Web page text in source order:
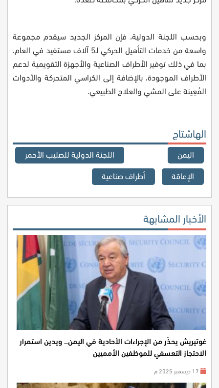
وبحسب اللجنة الدولية، فإن المركز الجديد سيقدم مجموعة
واسعة من خدمات التأهيل الحركي لـ5 آلاف مستفيد في العام،
بما في ذلك توفير الأطراف الصناعية والأجهزة التقويمية لدعم
الأطراف الموجودة، بالإضافة إلى الكراسي المتحركة والأدوات
المُعِينة على المشي والعلاج الطبيعي.
الهاشتاج
اليمن
اللجنة الدولية للصليب الأحمر
الإعاقة
أطراف صناعية
الأخبار المشابهة
غوتيريش يحذّر من الإجراءات الأحادية في اليمن.. ويدين استمرار
الاحتجاز التعسفي للموظفين الأمميين